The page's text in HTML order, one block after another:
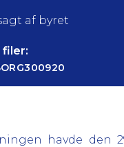
af byret
filer:
havde den